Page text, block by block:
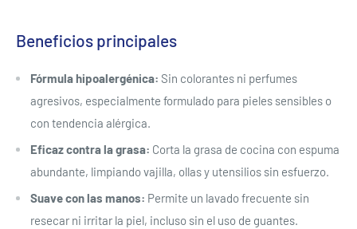
Beneficios principales
Fórmula hipoalergénica: Sin colorantes ni perfumes
agresivos, especialmente formulado para pieles sensibles o
con tendencia alérgica.
Eficaz contra la grasa: Corta la grasa de cocina con espuma
abundante, limpiando vajilla, ollas y utensilios sin esfuerzo.
Suave con las manos: Permite un lavado frecuente sin
resecar ni irritar la piel, incluso sin el uso de guantes.